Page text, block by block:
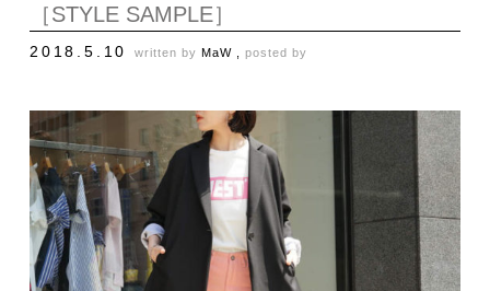
［STYLE SAMPLE］
2018.5.10 written by MaW , posted by